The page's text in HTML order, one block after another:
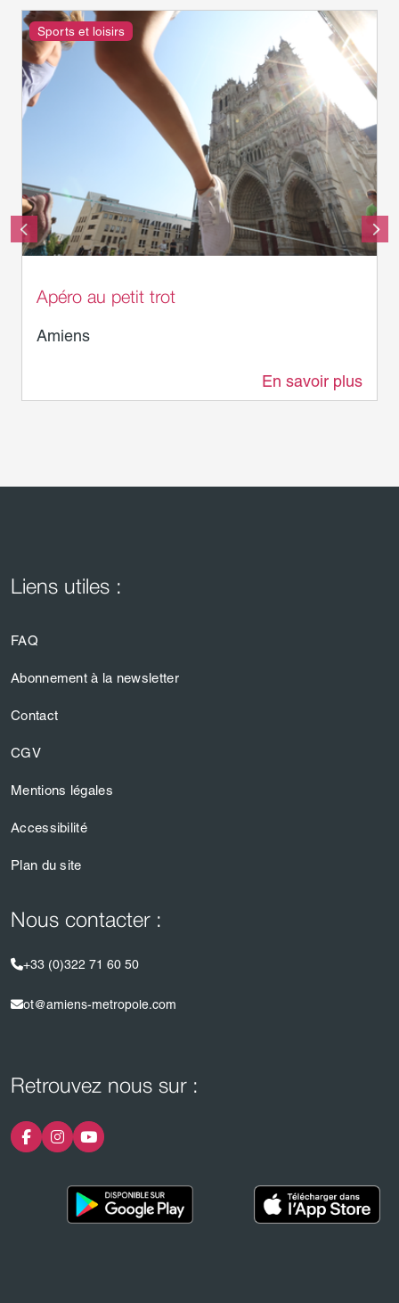
Sports et loisirs
Apéro au petit trot
Amiens
En savoir plus
Liens utiles :
FAQ
Abonnement à la newsletter
Contact
CGV
Mentions légales
Accessibilité
Plan du site
Nous contacter :
+33 (0)322 71 60 50
ot@amiens-metropole.com
Retrouvez nous sur :